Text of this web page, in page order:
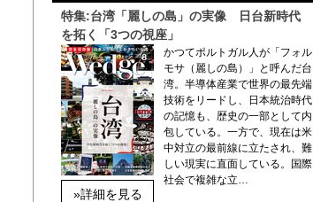
特集:台湾「麗しの島」の実像 日台新時代
を拓く「3つの視座」
»詳細を見る
かつてポルトガル人が「フォル
モサ（麗しの島）」と呼んだ台
湾。半導体産業で世界の最先端
技術をリードし、日本統治時代
の記憶も、歴史の一部として内
包している。一方で、現在は米
中対立の最前線に立たされ、難
しい現実に直面している。国際
社会で複雑な立…